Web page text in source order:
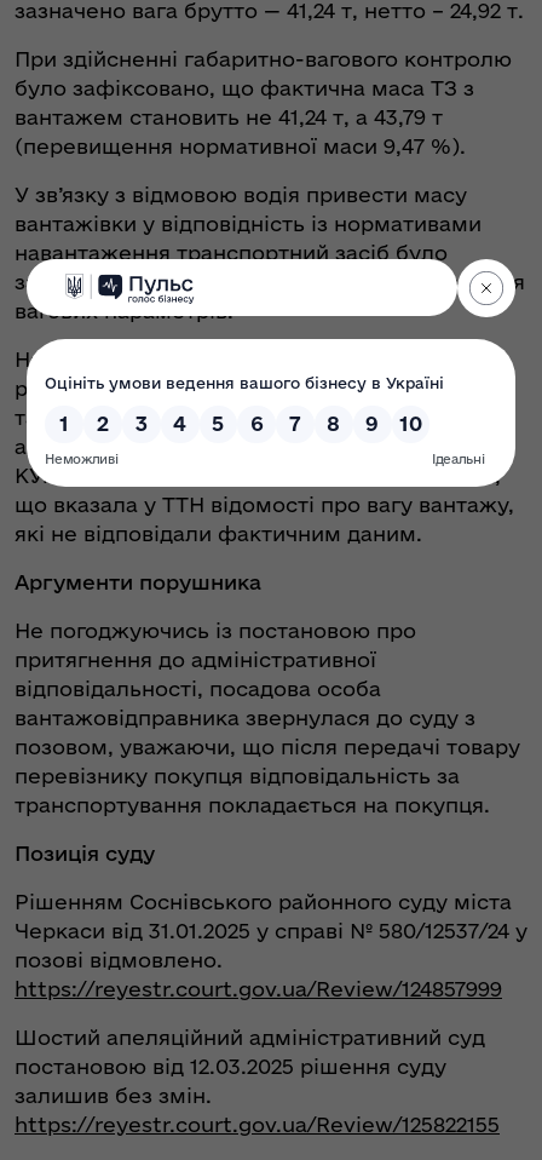
зазначено вага брутто — 41,24 т, нетто – 24,92 т.
При здійсненні габаритно-вагового контролю
було зафіксовано, що фактична маса ТЗ з
вантажем становить не 41,24 т, а 43,79 т
(перевищення нормативної маси 9,47 %).
У зв’язку з відмовою водія привести масу
вантажівки у відповідність із нормативами
навантаження транспортний засіб було
заблоковано і розблоковано після приведення
вагових параметрів.
На підставі зафіксованих відомостей
розглянуто справу в територіальному органі
та винесено постанову щодо притягнення до
адміністративної відповідальності за ст. 132-2
КУпАП посадову особу вантажовідправника,
що вказала у ТТН відомості про вагу вантажу,
які не відповідали фактичним даним.
Аргументи порушника
Не погоджуючись із постановою про
притягнення до адміністративної
відповідальності, посадова особа
вантажовідправника звернулася до суду з
позовом, уважаючи, що після передачі товару
перевізнику покупця відповідальність за
транспортування покладається на покупця.
Позиція суду
Рішенням Соснівського районного суду міста
Черкаси від 31.01.2025 у справі № 580/12537/24 у
позові відмовлено.
https://reyestr.court.gov.ua/Review/124857999
Шостий апеляційний адміністративний суд
постановою від 12.03.2025 рішення суду
залишив без змін.
https://reyestr.court.gov.ua/Review/125822155